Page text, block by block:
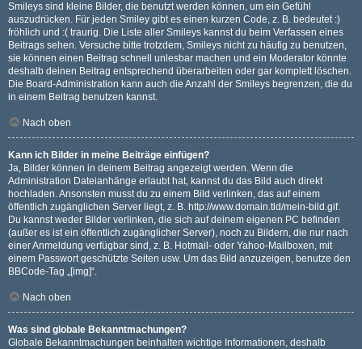
Smileys sind kleine Bilder, die benutzt werden können, um ein Gefühl
auszudrücken. Für jeden Smiley gibt es einen kurzen Code, z. B. bedeutet :)
fröhlich und :( traurig. Die Liste aller Smileys kannst du beim Verfassen eines
Beitrags sehen. Versuche bitte trotzdem, Smileys nicht zu häufig zu benutzen,
sie können einen Beitrag schnell unlesbar machen und ein Moderator könnte
deshalb deinen Beitrag entsprechend überarbeiten oder gar komplett löschen.
Die Board-Administration kann auch die Anzahl der Smileys begrenzen, die du
in einem Beitrag benutzen kannst.
Nach oben
Kann ich Bilder in meine Beiträge einfügen?
Ja, Bilder können in deinem Beitrag angezeigt werden. Wenn die
Administration Dateianhänge erlaubt hat, kannst du das Bild auch direkt
hochladen. Ansonsten musst du zu einem Bild verlinken, das auf einem
öffentlich zugänglichen Server liegt, z. B. http://www.domain.tld/mein-bild.gif.
Du kannst weder Bilder verlinken, die sich auf deinem eigenen PC befinden
(außer es ist ein öffentlich zugänglicher Server), noch zu Bildern, die nur nach
einer Anmeldung verfügbar sind, z. B. Hotmail- oder Yahoo-Mailboxen, mit
einem Passwort geschützte Seiten usw. Um das Bild anzuzeigen, benutze den
BBCode-Tag „[img]“.
Nach oben
Was sind globale Bekanntmachungen?
Globale Bekanntmachungen beinhalten wichtige Informationen, deshalb